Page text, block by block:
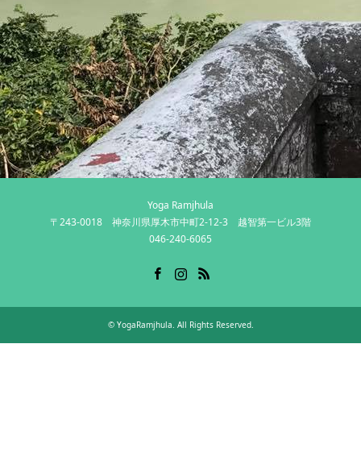
Yoga Ramjhula
〒243-0018 神奈川県厚木市中町2-12-3 越智第一ビル3階
046-240-6065
© YogaRamjhula. All Rights Reserved.